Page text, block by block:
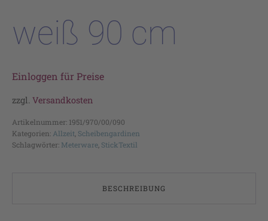
weiß 90 cm
Einloggen für Preise
zzgl. Versandkosten
Artikelnummer: 1951/970/00/090
Kategorien: Allzeit Scheibengardinen
Schlagwörter: Meterware StickTextil
BESCHREIBUNG